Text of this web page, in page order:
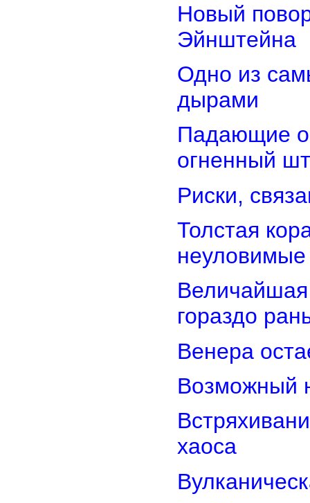
Новый
Эйнштейна
Одно из
дырами
Падающие
огненный
Риски,
Толстая
Величайшая
гораздо
Венера
Возможный
хаоса